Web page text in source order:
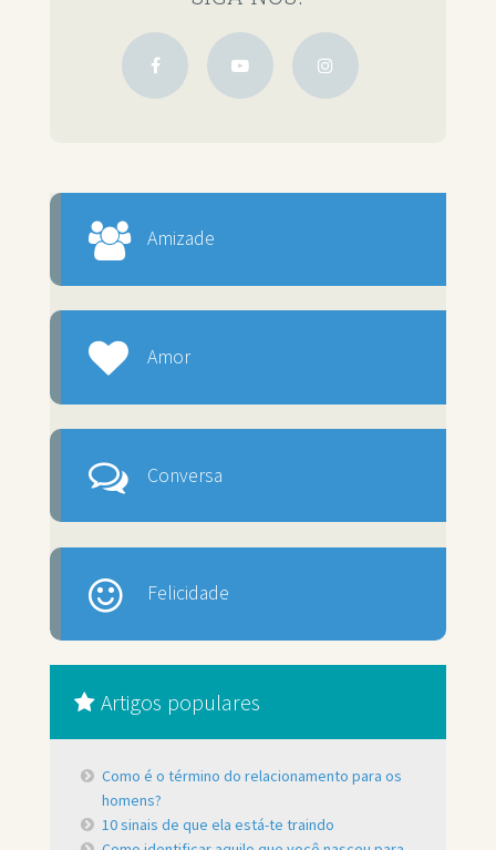
Amizade
Amor
Conversa
Felicidade
Artigos populares
Como é o término do relacionamento para os
homens?
10 sinais de que ela está-te traindo